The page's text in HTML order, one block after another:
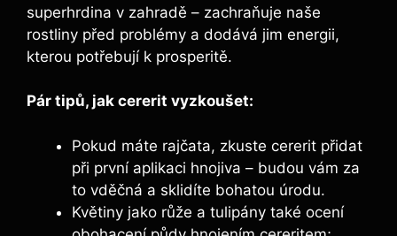
superhrdina v zahradě – zachraňuje naše
rostliny před problémy a dodává⁢ jim energii,
kterou potřebují k prosperitě.
Pár tipů, jak cererit vyzkoušet:
Pokud máte rajčata, zkuste‌ cererit‍ přidat
při první⁣ aplikaci hnojiva – budou vám za
to vděčná a sklidíte bohatou úrodu.
Květiny jako růže a‍ tulipány také ocení